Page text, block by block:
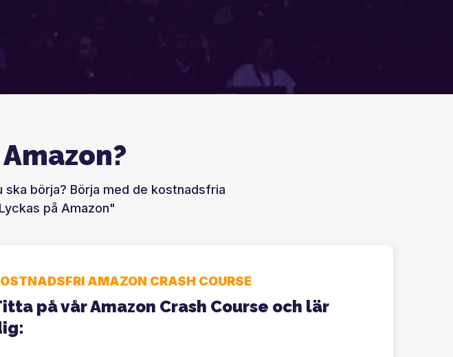
börja? Börja med de kostnadsfria
på Amazon"
AMAZON CRASH COURSE
på vår Amazon Crash Course och lär